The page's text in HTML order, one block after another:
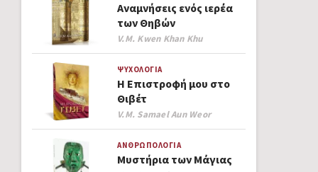
Αναμνήσεις ενός ιερέα
των Θηβών
Author
V.M. Kwen Khan Khu
ΨΥΧΟΛΟΓΊΑ
Η Επιστροφή μου στο
Θιβέτ
Author
V.M. Samael Aun Weor
ΑΝΘΡΩΠΟΛΟΓΊΑ
Μυστήρια των Μάγιας